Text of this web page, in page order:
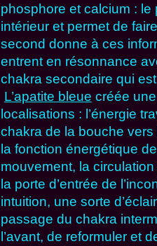
phosphore et calcium :
intérieur et permet de
second donne à ces
entrent en résonnance
chakra secondaire qui
L’apatite bleue créée
localisations : l’énergie
chakra de la bouche vers
la fonction énergétique
mouvement, la circulation
la porte d’entrée de
intuition, une sorte
passage du chakra
l’avant, de reformuler et